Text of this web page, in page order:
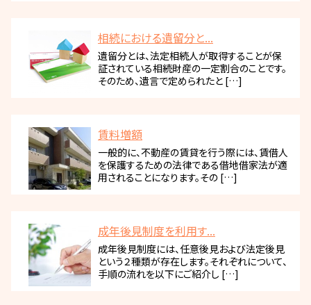
相続における遺留分と...
遺留分とは、法定相続人が取得することが保
証されている相続財産の一定割合のことです。
そのため、遺言で定められたと […]
賃料増額
一般的に、不動産の賃貸を行う際には、賃借人
を保護するための法律である借地借家法が適
用されることになります。その […]
成年後見制度を利用す...
成年後見制度には、任意後見および法定後見
という２種類が存在します。それぞれについて、
手順の流れを以下にご紹介し […]